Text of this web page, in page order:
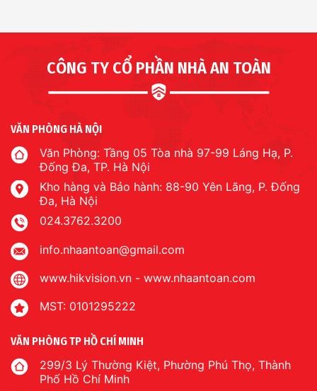
CÔNG TY CỔ PHẦN NHÀ AN TOÀN
VĂN PHÒNG HÀ NỘI
Văn Phòng: Tầng 05 Tòa nhà 97-99 Láng Hạ, P.
Đống Đa, TP. Hà Nội
Kho hàng và Bảo hành: 88-90 Yên Lãng, P. Đống
Đa, Hà Nội
024.3762.3200
info.nhaantoan@gmail.com
www.hikvision.vn - www.nhaantoan.com
MST: 0101295222
VĂN PHÒNG TP HỒ CHÍ MINH
299/3 Lý Thường Kiệt, Phường Phú Thọ, Thành
Phố Hồ Chí Minh